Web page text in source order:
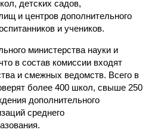
детских садов,
и центров дополнительного
и учеников.
министерства науки и
в состав комиссии входят
и смежных ведомств. Всего в
более 400 школ, свыше 250
дополнительного
среднего